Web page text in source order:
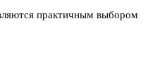
практичным выбором